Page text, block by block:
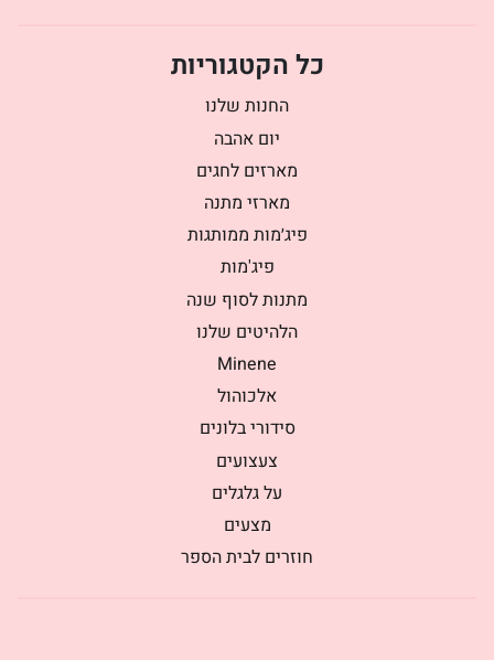
כל הקטגוריות
החנות שלנו
יום אהבה
מארזים לחגים
מארזי מתנה
פיג׳מות ממותגות
פיג'מות
מתנות לסוף שנה
הלהיטים שלנו
Minene
אלכוהול
סידורי בלונים
צעצועים
על גלגלים
מצעים
חוזרים לבית הספר